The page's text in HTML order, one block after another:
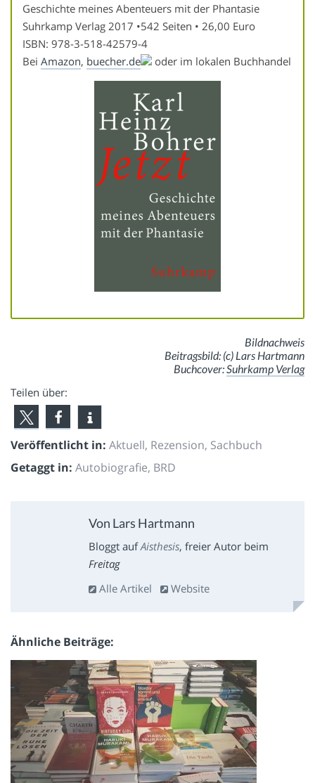
Geschichte meines Abenteuers mit der Phantasie
Suhrkamp Verlag 2017 •542 Seiten • 26,00 Euro
ISBN: 978-3-518-42579-4
Bei Amazon, buecher.de oder im lokalen Buchhandel
Bildnachweis
Beitragsbild: (c) Lars Hartmann
Buchcover: Suhrkamp Verlag
Teilen über:
Veröffentlicht in: Aktuell, Rezension, Sachbuch
Getaggt in: Autobiografie, BRD
Von Lars Hartmann
Bloggt aufAisthesis, freier Autor beim
Freitag
Alle Artikel
Website
Ähnliche Beiträge